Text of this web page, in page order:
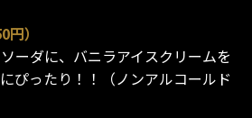
）
ーダに、バニラアイスクリームを
ぴったり！！（ノンアルコールド